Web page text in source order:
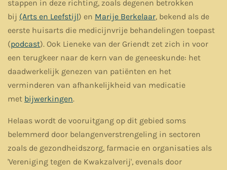
stappen in deze richting, zoals degenen betrokken
bij (Arts en Leefstijl) en Marije Berkelaar, bekend als de
eerste huisarts die medicijnvrije behandelingen toepast
(podcast). Ook Lieneke van der Griendt zet zich in voor
een terugkeer naar de kern van de geneeskunde: het
daadwerkelijk genezen van patiënten en het
verminderen van afhankelijkheid van medicatie
met bijwerkingen.
Helaas wordt de vooruitgang op dit gebied soms
belemmerd door belangenverstrengeling in sectoren
zoals de gezondheidszorg, farmacie en organisaties als
'Vereniging tegen de Kwakzalverij', evenals door